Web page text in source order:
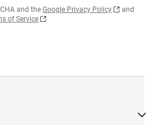
and the Google Privacy Policy
and
of Service